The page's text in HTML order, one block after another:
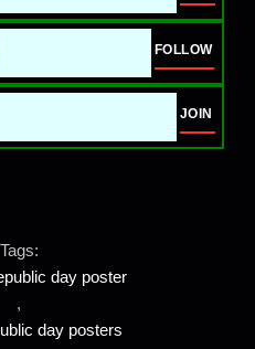
FOLLOW
JOIN
Tags:
day poster
,
day posters